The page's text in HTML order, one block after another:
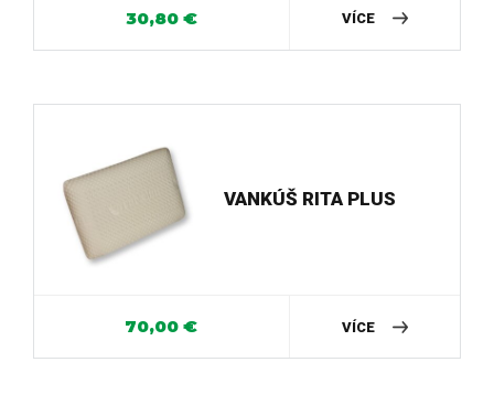
30,80 € VÍCE
VANKÚŠ RITA PLUS
70,00€ VÍCE